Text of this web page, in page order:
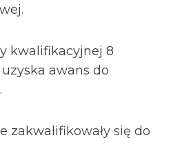
kwalifikacyjnej 8
awans do
zakwalifikowały się do